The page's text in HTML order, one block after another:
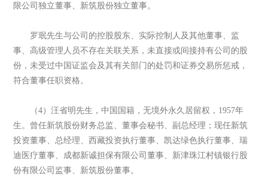
限公司独立董事、新筑股份独立董事。
罗珉先生与公司的控股股东、实际控制人及其他董事、监
事、高级管理人员不存在关联关系，未直接或间接持有公司的股
份，未受过中国证监会及其有关部门的处罚和证券交易所惩戒，
符合董事任职资格。
（4）汪省明先生，中国国籍，无境外永久居留权，1957年
生。曾任新筑股份财务总监、董事会秘书、副总经理；现任新筑
投资董事、总经理、西藏投资执行董事、凯达绿色执行董事、瑞
迪医疗董事、成都新诚担保有限公司董事、新津珠江村镇银行股
份有限公司监事、新筑股份董事。